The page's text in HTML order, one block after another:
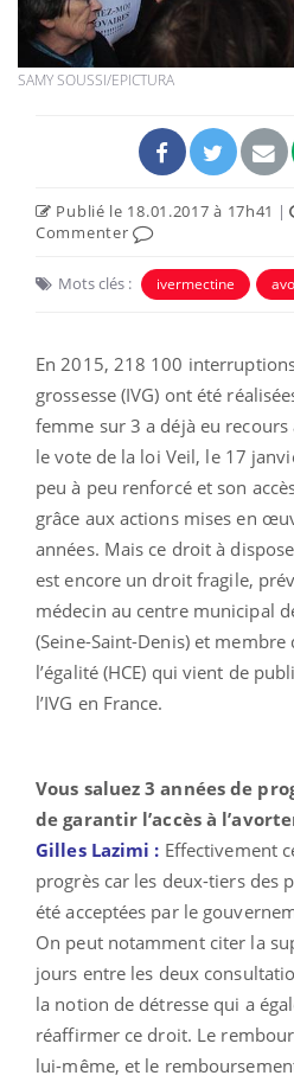
SAMY SOUSSI/EPICTURA
Publié le 18.01.2017 à 17h41 |
Commenter
Mots clés : ivermectine
En 2015, 218 100
grossesse (IVG) ont été
femme sur 3 a déjà eu recours
le vote de la loi Veil, le 17
peu à peu renforcé et son
grâce aux actions mises en
années. Mais ce droit à
est encore un droit fragile,
médecin au centre municipal
(Seine-Saint-Denis) et membre
l’égalité (HCE) qui vient de
l’IVG en France.
Vous saluez 3 années de
de garantir l’accès à
Gilles Lazimi : Effectivement
progrès car les deux-tiers des
été acceptées par le
On peut notamment citer la
jours entre les deux
la notion de détresse qui a
réaffirmer ce droit. Le
lui-même, et le